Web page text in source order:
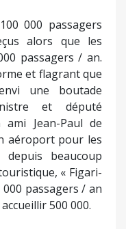
000 passagers
alors que les
passagers / an.
et flagrant que
une boutade
et député
Jean-Paul de
aéroport pour les
beaucoup
« Figari-
passagers / an
500 000.